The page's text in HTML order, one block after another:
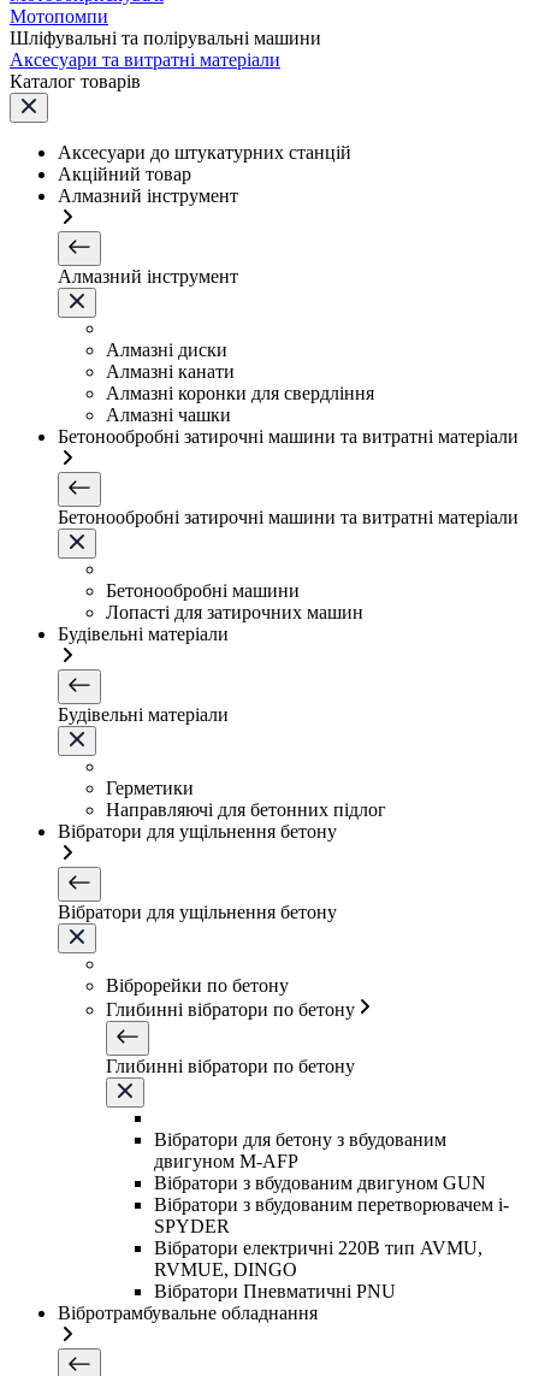
Мотопомпи
Шліфувальні та полірувальні машини
Аксесуари та витратні матеріали
Каталог товарів
Аксесуари до штукатурних станцій
Акційний товар
Алмазний інструмент
Алмазний інструмент
Алмазні диски
Алмазні канати
Алмазні коронки для свердління
Алмазні чашки
Бетонообробні затирочні машини та витратні матеріали
Бетонообробні затирочні машини та витратні матеріали
Бетонообробні машини
Лопасті для затирочних машин
Будівельні матеріали
Будівельні матеріали
Герметики
Направляючі для бетонних підлог
Вібратори для ущільнення бетону
Вібратори для ущільнення бетону
Віброрейки по бетону
Глибинні вібратори по бетону
Глибинні вібратори по бетону
Вібратори для бетону з вбудованим
двигуном M-AFP
Вібратори з вбудованим двигуном GUN
Вібратори з вбудованим перетворювачем i-
SPYDER
Вібратори електричні 220B тип AVMU,
RVMUE, DINGO
Вібратори Пневматичні PNU
Вібротрамбувальне обладнання